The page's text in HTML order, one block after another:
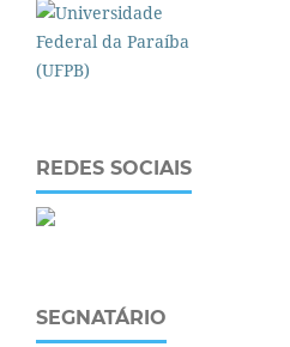
REDES SOCIAIS
SEGNATÁRIO